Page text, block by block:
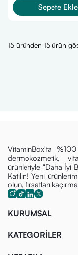
Sepete Ekle
15 üründen 15 ürün
VitaminBox'ta
dermokozmetik,
ürünleriyle "Daha İyi
Katılın! Yeni
olun, fırsatları
KURUMSAL
KATEGORİLER